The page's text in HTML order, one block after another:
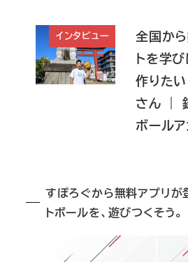
インタビュー
全国か
トを学
作りた
さん ｜
ボール
すぽろぐから無料アプリが
トボールを、遊びつくそう。